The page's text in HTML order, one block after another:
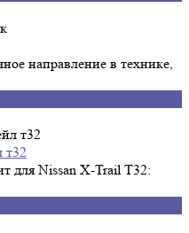
направление в технике,
т32
для Nissan X-Trail T32: